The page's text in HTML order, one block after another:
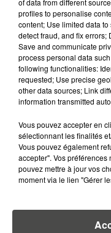
23
DE
15
of data from different
profiles to personalise
content; Use limited data
detect fraud, and fix
Save and communicate
process personal data
following functionalities:
requested; Use precise
other data sources; Link
information transmitted
Vous pouvez accepter en
sélectionnant les finalités
Vous pouvez également
accepter". Vos
pouvez mettre à jour vos
moment via le lien "Gérer